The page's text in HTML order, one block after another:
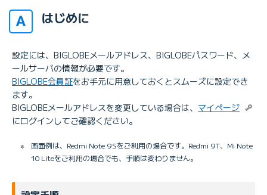
はじめに
設定には、BIGLOBEメールアドレス、BIGLOBEパスワード、メ
ールサーバの情報が必要です。
BIGLOBE会員証をお手元に用意しておくとスムーズに設定でき
ます。
BIGLOBEメールアドレスを変更している場合は、 マイページ
にログインしてご確認ください。
※
画面例は、Redmi Note 9Sをご利用の場合です。Redmi 9T、Mi Note
10 Liteをご利用の場合でも、手順は変わりません。